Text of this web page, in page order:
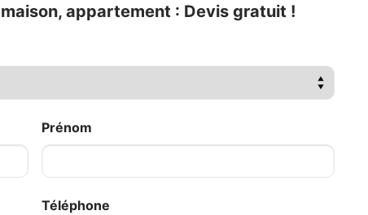
appartement : Devis gratuit !
Prénom
Téléphone